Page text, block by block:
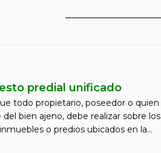
predial unificado
todo propietario, poseedor o quien
del bien ajeno, debe realizar sobre los
o predios ubicados en la